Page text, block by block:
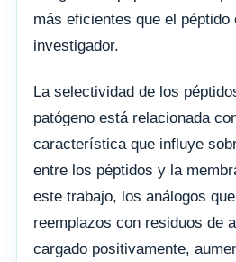
más eficientes que el péptido
investigador.
La selectividad de los
patógeno está relacionada
característica que influye
entre los péptidos y la
este trabajo, los análogos
reemplazos con residuos de
cargado positivamente,